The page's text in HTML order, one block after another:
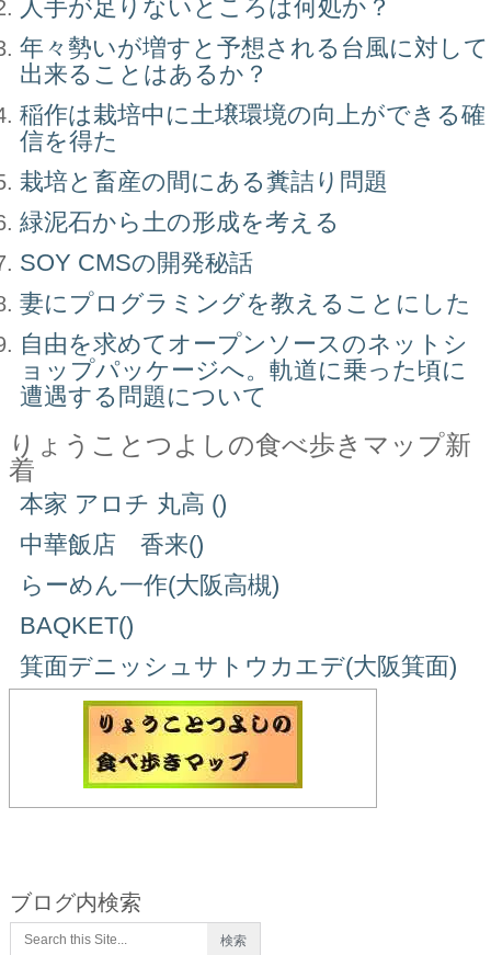
人手が足りないところは何処か？
年々勢いが増すと予想される台風に対して
出来ることはあるか？
稲作は栽培中に土壌環境の向上ができる確
信を得た
栽培と畜産の間にある糞詰り問題
緑泥石から土の形成を考える
SOY CMSの開発秘話
妻にプログラミングを教えることにした
自由を求めてオープンソースのネットシ
ョップパッケージへ。軌道に乗った頃に
遭遇する問題について
りょうことつよしの食べ歩きマップ新
着
本家 アロチ 丸高 ()
中華飯店 香来()
らーめん一作(大阪高槻)
BAQKET()
箕面デニッシュサトウカエデ(大阪箕面)
ブログ内検索